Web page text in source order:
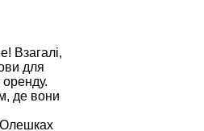
Взагалі,
для
де вони
Олешках